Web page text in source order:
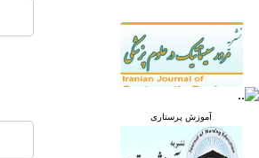
آموزش پرستاری